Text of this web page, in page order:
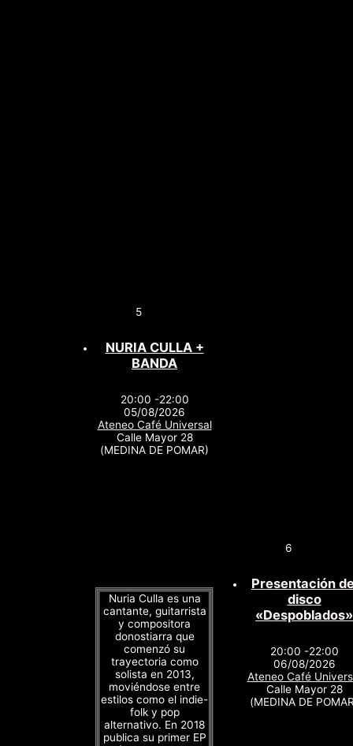
5
NURIA CULLA +
BANDA
20:00 -22:00
05/08/2026
Ateneo Café Universal
Calle Mayor 28
(MEDINA DE POMAR)
Nuria Culla es una
cantante, guitarrista
y compositora
donostiarra que
comenzó su
trayectoria como
solista en 2013,
moviéndose entre
estilos como el indie-
folk y pop
alternativo. En 2018
publica su primer EP
6
Presentación
disco
«Despoblados»
20:00 -22:00
06/08/2026
Ateneo Café
Calle Mayor 28
(MEDINA DE